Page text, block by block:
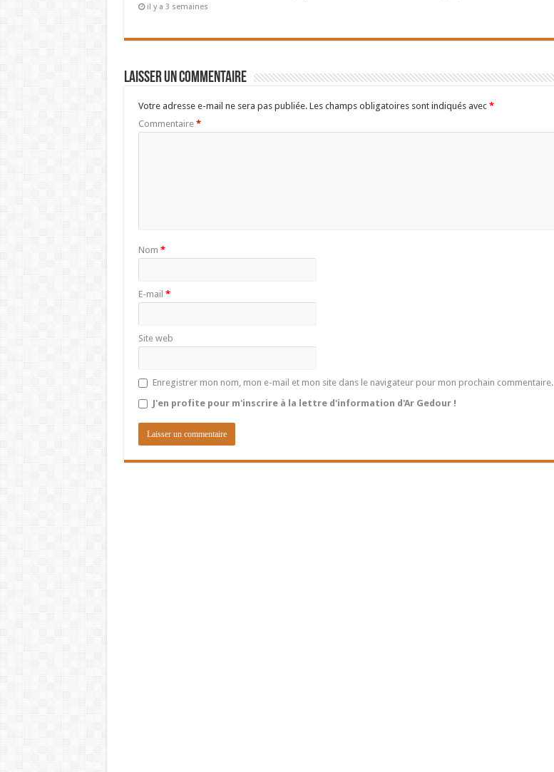
il y a 3 semaines
Laisser un commentaire
Votre adresse e-mail ne sera pas publiée. Les champs obligatoires sont indiqués avec *
Commentaire *
Nom *
E-mail *
Site web
Enregistrer mon nom, mon e-mail et mon site dans le navigateur pour mon prochain commentaire.
J'en profite pour m'inscrire à la lettre d'information d'Ar Gedour !